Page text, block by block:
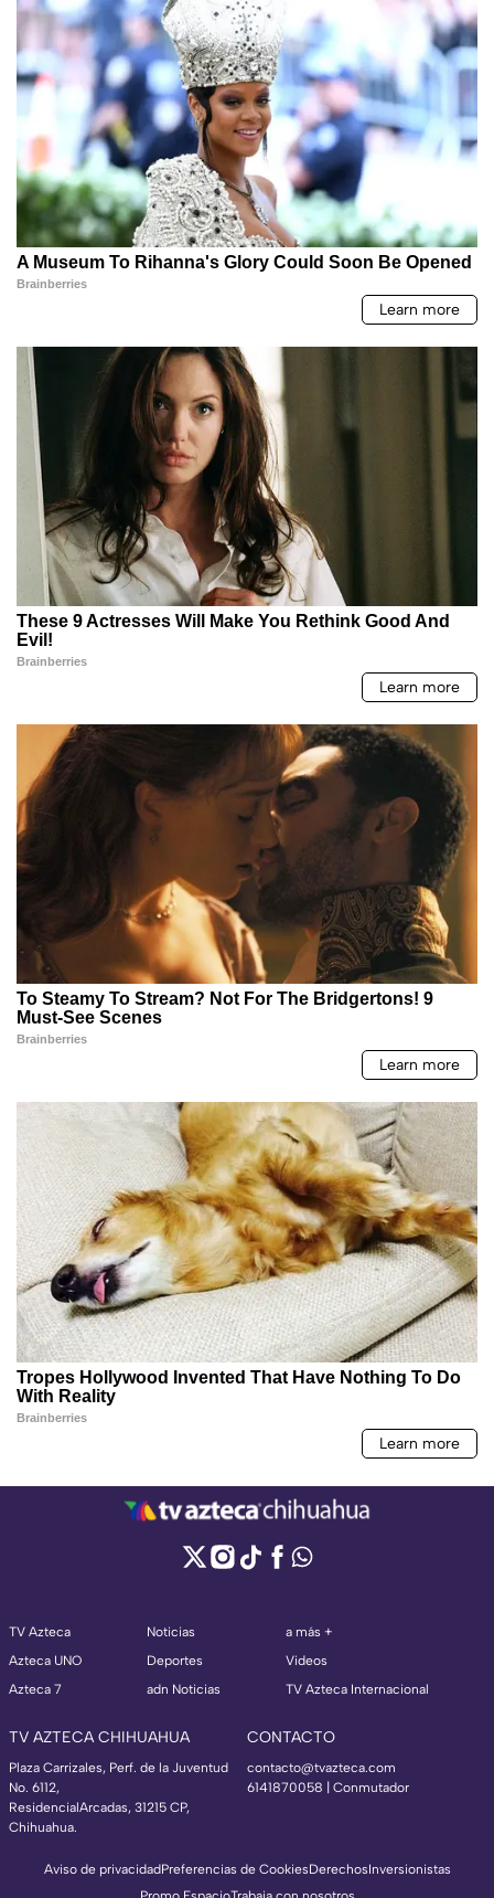
TV Azteca
Azteca UNO
Azteca 7
Noticias
Deportes
adn Noticias
a más +
Videos
TV Azteca Internacional
TV AZTECA CHIHUAHUA
Plaza Carrizales, Perf. de la Juventud
No. 6112,
ResidencialArcadas, 31215 CP,
Chihuahua.
CONTACTO
contacto@tvazteca.com
6141870058 | Conmutador
Aviso de privacidadPreferencias de CookiesDerechosInversionistas